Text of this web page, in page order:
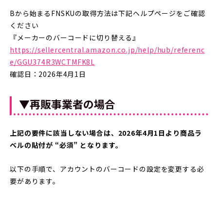
Bから始まるFNSKUの取得方法は下記ヘルプページをご確認
ください
『メーカーのバーコードに切り替える』
https://sellercentral.amazon.co.jp/help/hub/referenc
e/GGU374R3WCTMFK8L
確認日：2026年4月1日
▼再販事業者の場合
上記の要件に該当しない場合は、2026年4月1日より商品ラ
ベルの貼付が “必須” となります。
以下の手順で、アカウントのバーコードの設定を変更する必
要があります。